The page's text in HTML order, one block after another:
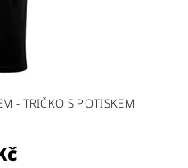
- TRIČKO S POTISKEM